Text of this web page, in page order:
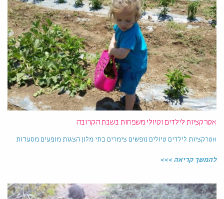
אטרקציות לילדים וטיולי משפחות בשבת הקרובה
אטרקציות לילדים טיולים נופשים צימרים בתי מלון הצגות מופעים מסעדות
להמשך קריאה >>>